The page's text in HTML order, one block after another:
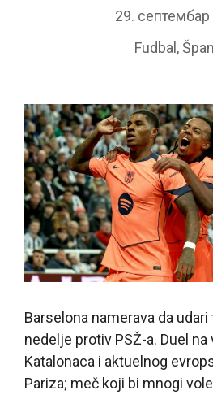
29. септембар
Fudbal ,
Barselona namerava da
nedelje protiv PSŽ-a. Duel
Katalonaca i aktuelnog
Pariza; meč koji bi mnogi